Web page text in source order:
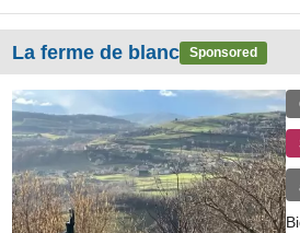
La ferme de blanc Sponsored